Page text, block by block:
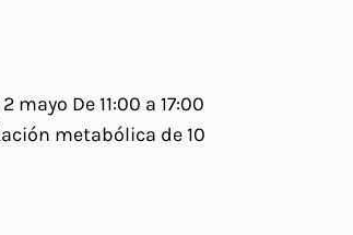
De 11:00 a 17:00
metabólica de 10